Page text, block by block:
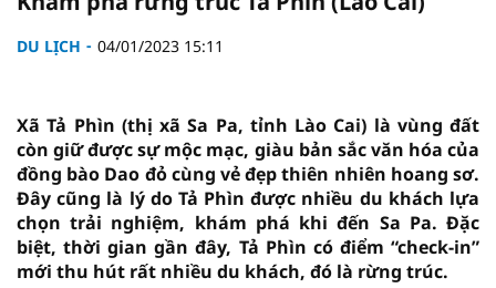
DU LỊCH 04/01/2023 15:11
Xã Tả Phìn (thị xã Sa Pa, tỉnh Lào Cai) là vùng đất
còn giữ được sự mộc mạc, giàu bản sắc văn hóa của
đồng bào Dao đỏ cùng vẻ đẹp thiên nhiên hoang sơ.
Đây cũng là lý do Tả Phìn được nhiều du khách lựa
chọn trải nghiệm, khám phá khi đến Sa Pa. Đặc
biệt, thời gian gần đây, Tả Phìn có điểm “check-in”
mới thu hút rất nhiều du khách, đó là rừng trúc.